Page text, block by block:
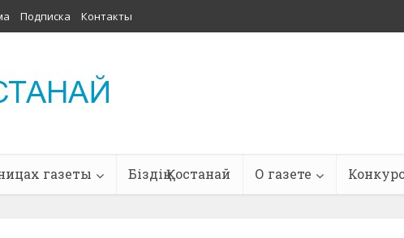
Подписка Контакты
газеты Біздің Қостанай О газете